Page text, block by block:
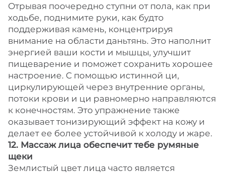
Отрывая поочередно ступни от пола, как при
ходьбе, поднимите руки, как будто
поддерживая камень, концентрируя
внимание на области даньтянь. Это наполнит
энергией ваши кости и мышцы, улучшит
пищеварение и поможет сохранить хорошее
настроение. С помощью истинной ци,
циркулирующей через внутренние органы,
потоки крови и ци равномерно направляются
к конечностям. Это упражнение также
оказывает тонизирующий эффект на кожу и
делает ее более устойчивой к холоду и жаре.
12. Массаж лица обеспечит тебе румяные
щеки
Землистый цвет лица часто является